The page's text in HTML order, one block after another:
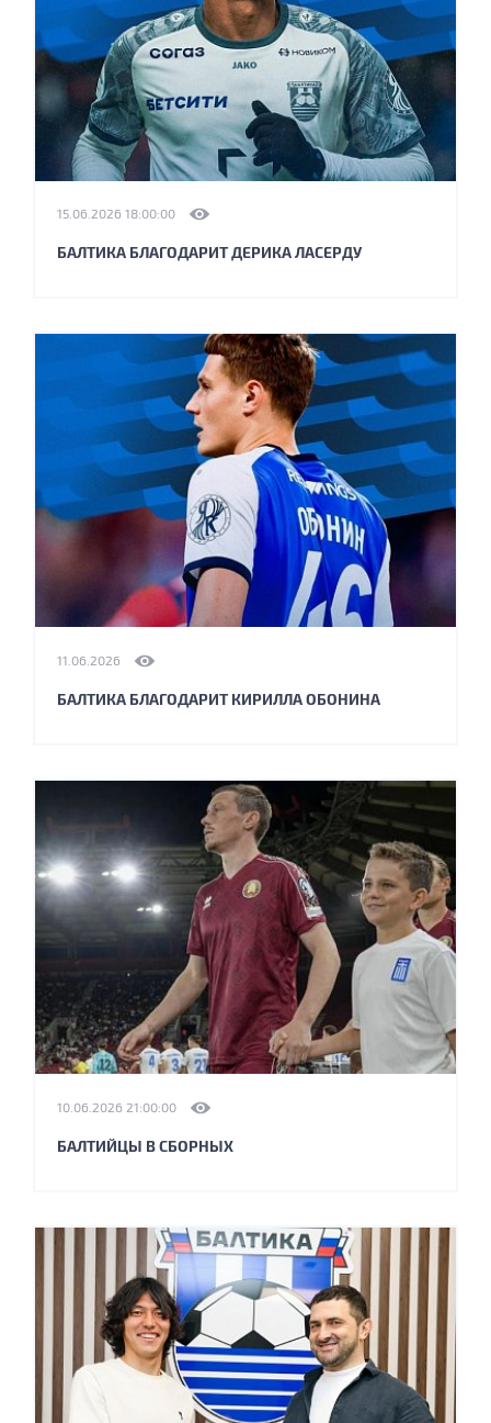
15.06.2026 18:00:00
БАЛТИКА БЛАГОДАРИТ ДЕРИКА ЛАСЕРДУ
11.06.2026
БАЛТИКА БЛАГОДАРИТ КИРИЛЛА ОБОНИНА
10.06.2026 21:00:00
БАЛТИЙЦЫ В СБОРНЫХ